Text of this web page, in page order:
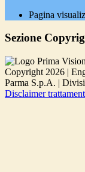
Pagina
Sezione
Copyright 2026 |
Parma S.p.A. |
Disclaimer